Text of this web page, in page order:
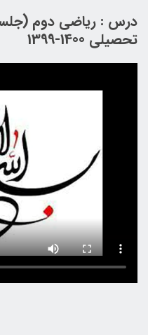
درس : ریاضی دوم
تحصیلی 1400-1399